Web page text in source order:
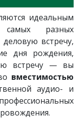
идеальным
разных
встречу,
дня рождения,
встречу — вы
вместимостью
аудио- и